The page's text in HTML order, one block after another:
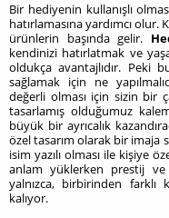
Bir hediyenin kullanışlı
hatırlamasına yardımcı
ürünlerin başında gelir.
kendinizi hatırlatmak ve
oldukça avantajlıdır. Peki
sağlamak için ne
değerli olması için sizin bir
tasarlamış olduğumuz
büyük bir ayrıcalık
özel tasarım olarak bir imaja
isim yazılı olması ile kişiye
anlam yüklerken prestij
yalnızca, birbirinden
kalıyor.